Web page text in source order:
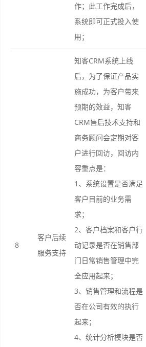
作；此工作完成后，
系统即可正式投入使
用；
8
客户后续
服务支持
知客CRM系统上线
后，为了保证产品实
施成功，为客户带来
预期的效益，知客
CRM售后技术支持和
商务顾问会定期对客
户进行回访，回访内
容重点是：
1、系统设置是否满足
客户目前的业务需
求；
2、客户档案和客户行
动记录是否在销售部
门日常销售管理中完
全应用起来；
3、销售管理和流程是
否在公司有效的执行
起来；
4、统计分析模块是否